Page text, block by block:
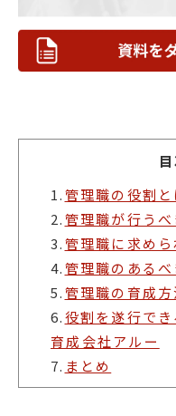
1.管理職の役割と
2.管理職が行う
3.管理職に求め
4.管理職のある
5.管理職の育成方
6.役割を遂行で
育成会社アルー
7. まとめ